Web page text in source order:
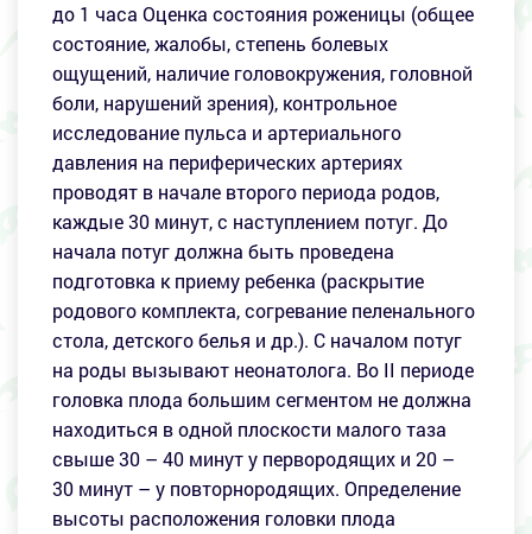
до 1 часа Оценка состояния роженицы (общее
состояние, жалобы, степень болевых
ощущений, наличие головокружения, головной
боли, нарушений зрения), контрольное
исследование пульса и артериального
давления на периферических артериях
проводят в начале второго периода родов,
каждые 30 минут, с наступлением потуг. До
начала потуг должна быть проведена
подготовка к приему ребенка (раскрытие
родового комплекта, согревание пеленального
стола, детского белья и др.). С началом потуг
на роды вызывают неонатолога. Во II периоде
головка плода большим сегментом не должна
находиться в одной плоскости малого таза
свыше 30 – 40 минут у первородящих и 20 –
30 минут – у повторнородящих. Определение
высоты расположения головки плода